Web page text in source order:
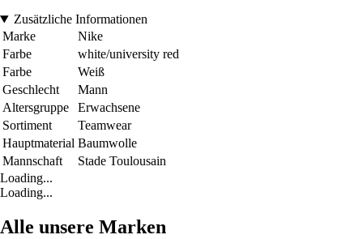
Zusätzliche Informationen
Marke
Nike
Farbe
white/university red
Farbe
Weiß
Geschlecht
Mann
Altersgruppe
Erwachsene
Sortiment
Teamwear
Hauptmaterial Baumwolle
Mannschaft
Stade Toulousain
Loading...
Loading...
Alle unsere Marken